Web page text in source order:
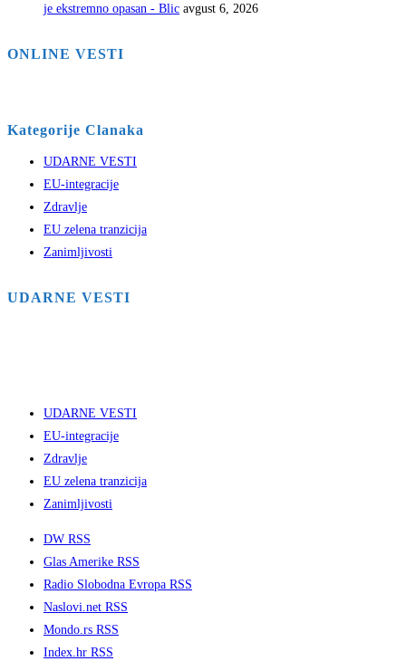
je ekstremno opasan - Blic avgust 6, 2026
ONLINE VESTI
Kategorije Clanaka
UDARNE VESTI
EU-integracije
Zdravlje
EU zelena tranzicija
Zanimljivosti
UDARNE VESTI
UDARNE VESTI
EU-integracije
Zdravlje
EU zelena tranzicija
Zanimljivosti
DW RSS
Glas Amerike RSS
Radio Slobodna Evropa RSS
Naslovi.net RSS
Mondo.rs RSS
Index.hr RSS